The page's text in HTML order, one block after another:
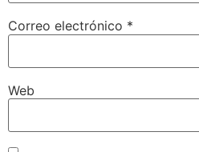
Correo electrónico *
Web